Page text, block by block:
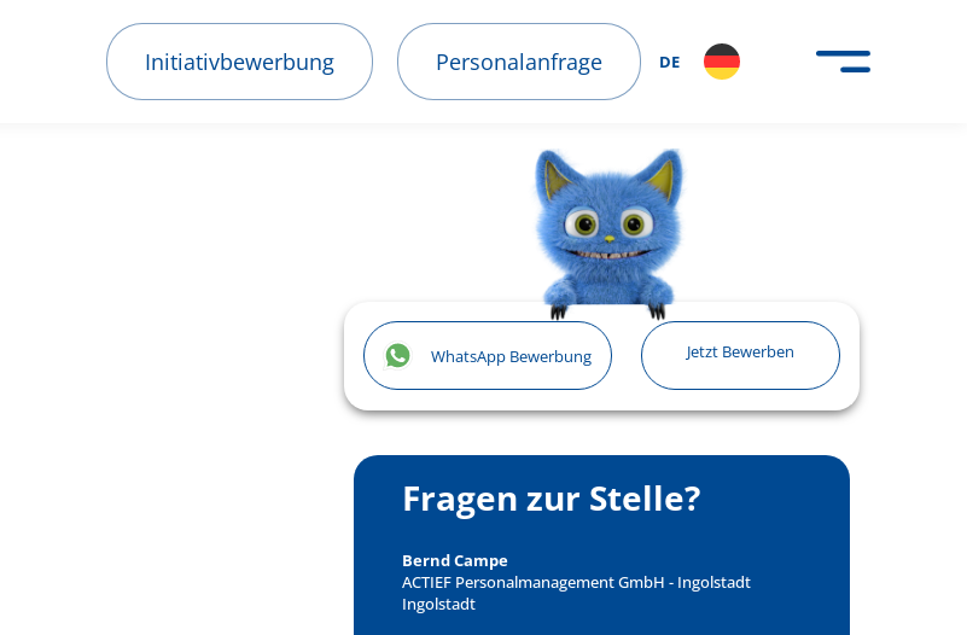
Initiativbewerbung Personalanfrage DE
WhatsApp Bewerbung Jetzt Bewerben
Fragen zur Stelle?
Bernd Campe
ACTIEF Personalmanagement GmbH - Ingolstadt
Ingolstadt